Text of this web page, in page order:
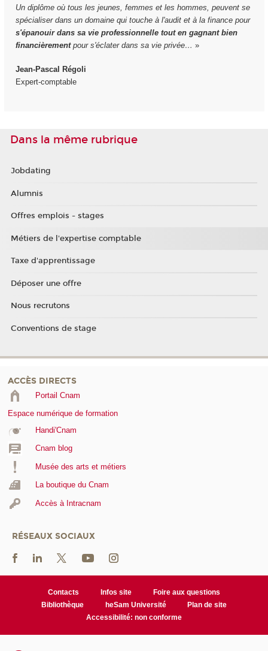
Un diplôme où tous les jeunes, femmes et les hommes, peuvent se
spécialiser dans un domaine qui touche à l'audit et à la finance pour
s'épanouir dans sa vie professionnelle tout en gagnant bien
financièrementpour s'éclater dans sa vie privée… »
Jean-Pascal Régoli
Expert-comptable
Dans la même rubrique
Jobdating
Alumnis
Offres emplois - stages
Métiers de l'expertise comptable
Taxe d'apprentissage
Déposer une offre
Nous recrutons
Conventions de stage
ACCÈS DIRECTS
Portail Cnam
Espace numérique de formation
Handi'Cnam
Cnam blog
Musée des arts et métiers
La boutique du Cnam
Accès à Intracnam
RÉSEAUX SOCIAUX
Contacts Infos site
Foire aux questions
Bibliothèque
heSam Université
Plan de site
Accessibilité: non conforme